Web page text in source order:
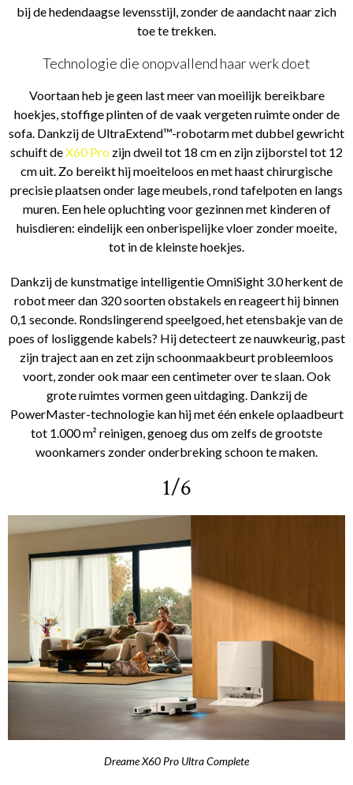
bij de hedendaagse levensstijl, zonder de aandacht naar zich
toe te trekken.
Technologie die onopvallend haar werk doet
Voortaan heb je geen last meer van moeilijk bereikbare
hoekjes, stoffige plinten of de vaak vergeten ruimte onder de
sofa. Dankzij de UltraExtend™-robotarm met dubbel gewricht
schuift deX60 Pro zijn dweil tot 18 cm en zijn zijborstel tot 12
cm uit. Zo bereikt hij moeiteloos en met haast chirurgische
precisie plaatsen onder lage meubels, rond tafelpoten en langs
muren. Een hele opluchting voor gezinnen met kinderen of
huisdieren: eindelijk een onberispelijke vloer zonder moeite,
tot in de kleinste hoekjes.
Dankzij de kunstmatige intelligentie OmniSight 3.0 herkent de
robot meer dan 320 soorten obstakels en reageert hij binnen
0,1 seconde. Rondslingerend speelgoed, het etensbakje van de
poes of losliggende kabels? Hij detecteert ze nauwkeurig, past
zijn traject aan en zet zijn schoonmaakbeurt probleemloos
voort, zonder ook maar een centimeter over te slaan. Ook
grote ruimtes vormen geen uitdaging. Dankzij de
PowerMaster-technologie kan hij met één enkele oplaadbeurt
tot 1.000 m² reinigen, genoeg dus om zelfs de grootste
woonkamers zonder onderbreking schoon te maken.
1/6
Dreame X60 Pro Ultra Complete